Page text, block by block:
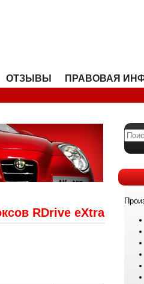
ОТЗЫВЫ ПРАВОВАЯ
RDrive eXtra